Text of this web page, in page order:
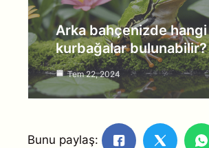
Arka bahçenizde
kurbağalar bulunabilir?
Tem 22, 2024
Bunu paylaş: